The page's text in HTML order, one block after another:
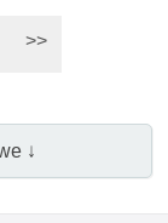
>>
↓